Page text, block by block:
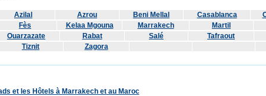
Azilal Azrou Beni Mellal Casablanca
Fès Kelaa Mgouna Marrakech Martil
Ouarzazate Rabat Salé Tafraout
Tiznit Zagora
et les Hôtels à Marrakech et au Maroc